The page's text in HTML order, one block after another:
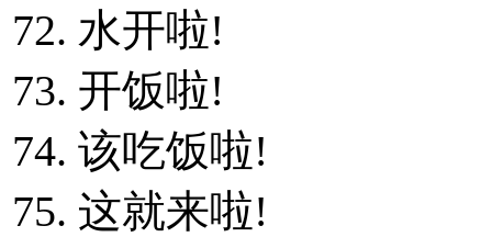
72. 水开啦!
73. 开饭啦!
74. 该吃饭啦!
75. 这就来啦!